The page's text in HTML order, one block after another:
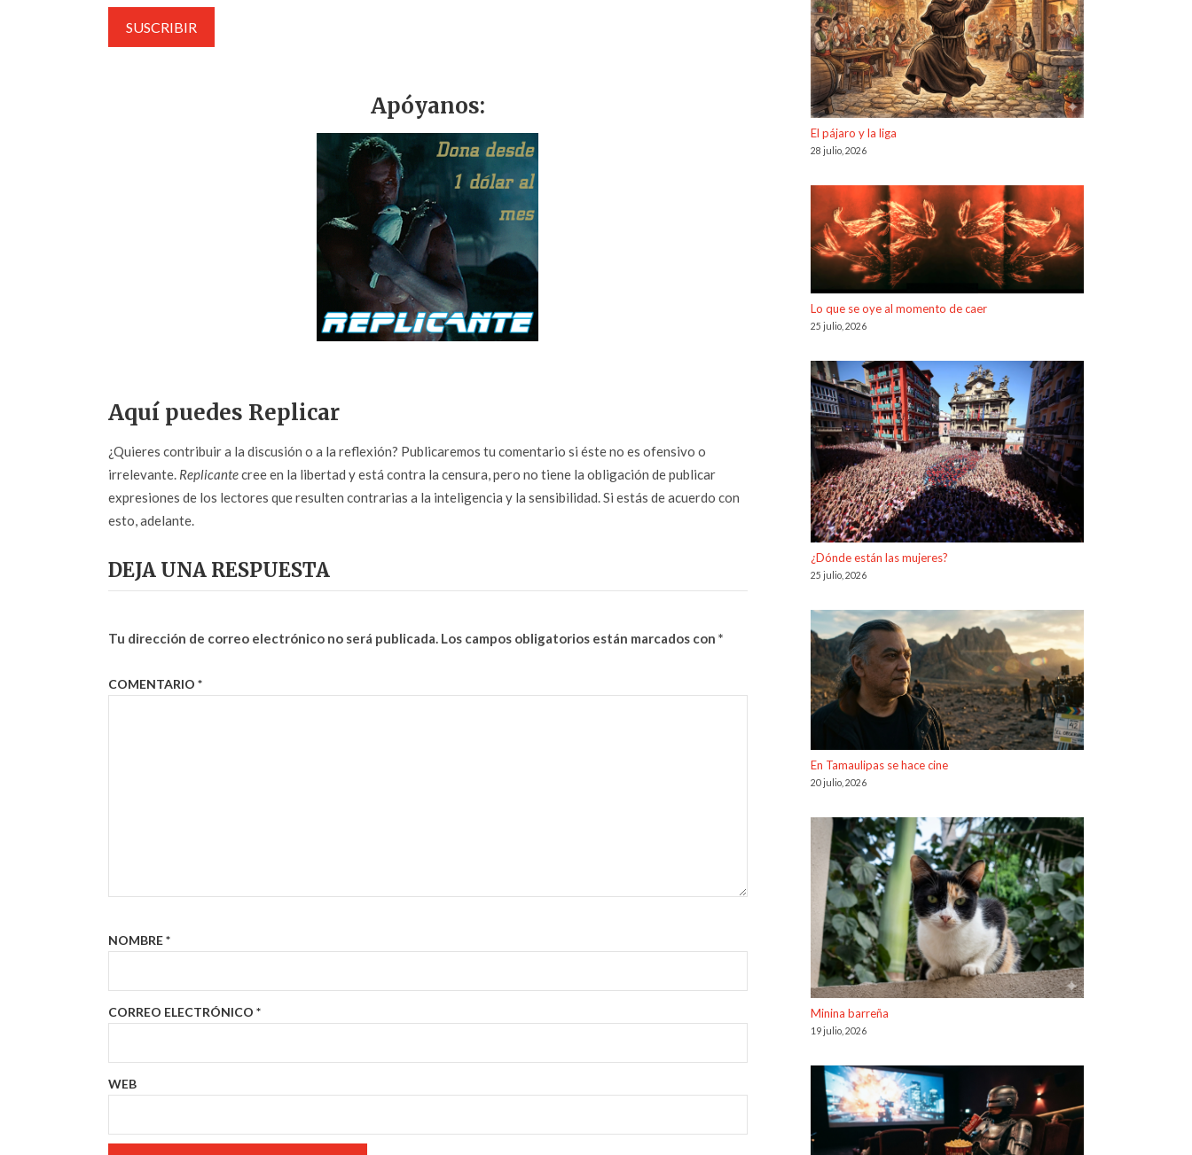
Apóyanos:
Aquí puedes Replicar
¿Quieres contribuir a la discusión o a la reflexión? Publicaremos tu comentario si éste no es ofensivo o
irrelevante. Replicantecree en la libertad y está contra la censura, pero no tiene la obligación de publicar
expresiones de los lectores que resulten contrarias a la inteligencia y la sensibilidad. Si estás de acuerdo con
esto, adelante.
DEJA UNA RESPUESTA
Tu dirección de correo electrónico no será publicada. Los campos obligatorios están marcados con *
COMENTARIO *
NOMBRE*
CORREO ELECTRÓNICO *
WEB
El pájaro y la liga
28 julio, 2026
Lo que se oye al momento de caer
25 julio, 2026
¿Dónde están las mujeres?
25 julio, 2026
En Tamaulipas se hace cine
20 julio, 2026
Minina barreña
19 julio, 2026